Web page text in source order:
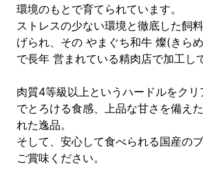
環境のもとで育てられています。
ストレスの少ない環境と徹底した飼
げられ、その やまぐち和牛 燦(きら
で長年 営まれている精肉店で加工し
肉質4等級以上というハードルをク
でとろける食感、上品な甘さを備え
れた逸品。
そして、安心して食べられる国産の
ご賞味ください。